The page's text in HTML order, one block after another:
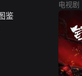
电视剧